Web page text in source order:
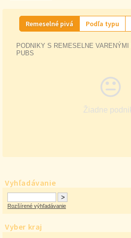
Vyhľadávanie
Rozšírené výhľadávanie
Vyber kraj
Remeselné pivá Podľa typu
PODNIKY S REMESELNE
PUBS
Žiadne